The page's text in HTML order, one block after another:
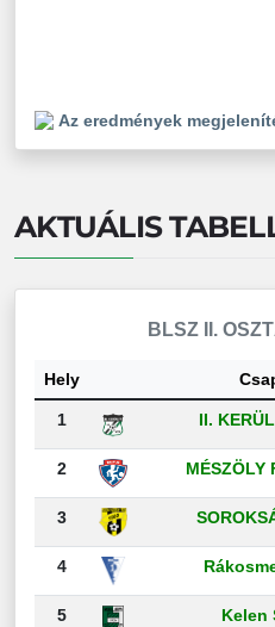
Az eredmények
AKTUÁLIS
BLSZ II.
Hely
1 II.
2 MÉSZÖLY
3
4
5 Kelen